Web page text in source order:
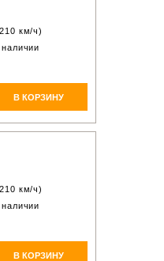
км/ч)
В КОРЗИНУ
км/ч)
В КОРЗИНУ